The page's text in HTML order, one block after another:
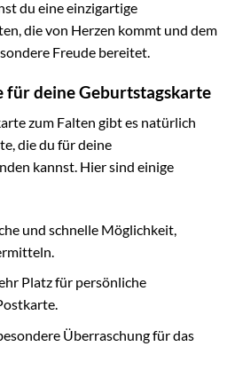
du eine einzigartige
die von Herzen kommt und dem
Freude bereitet.
deine Geburtstagskarte
zum Falten gibt es natürlich
die du für deine
kannst. Hier sind einige
und schnelle Möglichkeit,
Platz für persönliche
Überraschung für das